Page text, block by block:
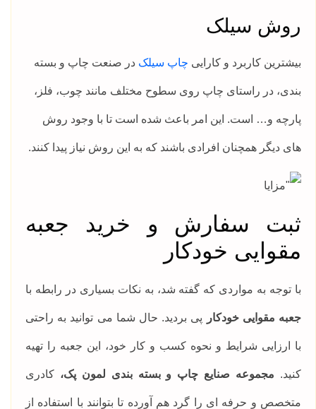
روش سیلک
بیشترین کاربرد و کارایی چاپ سیلک در صنعت چاپ و بسته
بندی، در راستای چاپ روی سطوح مختلف مانند چوب، فلز،
پارچه و… است. این امر باعث شده است تا با وجود روش
های دیگر همچنان افرادی باشند که به این روش نیاز پیدا کنند.
ثبت سفارش و خرید جعبه
مقوایی خودکار
با توجه به مواردی که گفته شد، به نکات بسیاری در رابطه با
جعبه مقوایی خودکار پی بردید. حال شما می توانید به راحتی
با ارزایی شرایط و نحوه کسب و کار خود، این جعبه را تهیه
کنید. مجموعه صنایع چاپ و بسته بندی لمون پک، کادری
متخصص و حرفه ای را گرد هم آورده تا بتوانند با استفاده از